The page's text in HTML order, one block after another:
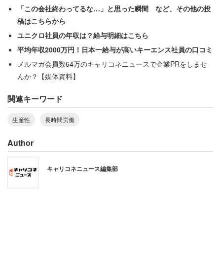
しかし1人当たりの労働生産性は、ドイツが日本を50％近
く上回っている。こうした国際比較からは、労働時間が
「この会社終わってるな…」と思った瞬間 など、その他の投
稿はこちらから
ユニクロ社員の年収は？給与明細はこちら
平均年収2000万円！日本一給与が高いキーエンス社員の口コミ
メルマガ会員数64万のキャリコネニュースで企業PRをしませ
んか？【媒体資料】
関連キーワード
生産性 長時間労働
Author
キャリコネニュース編集部